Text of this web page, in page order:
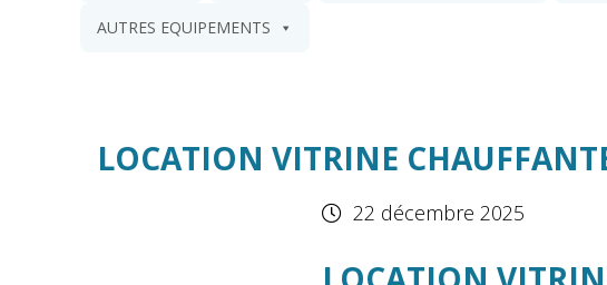
AUTRES EQUIPEMENTS
LOCATION VITRINE
22 décembre 2025